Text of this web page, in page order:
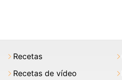
Recetas
Recetas de vídeo